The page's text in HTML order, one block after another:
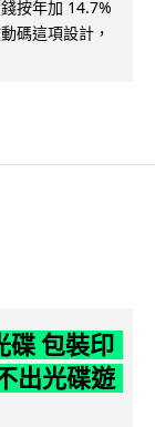
按年加 14.7%
碼這項設計，
碟 包裝印
出光碟遊